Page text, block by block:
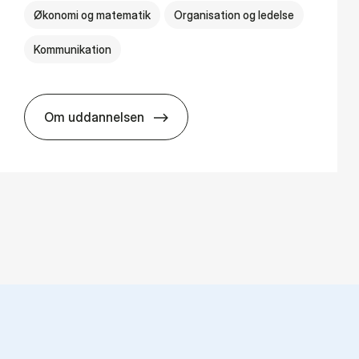
Økonomi og matematik Organisation og ledelse
Kommunikation
Om uddannelsen
HA(kom.) - erhvervs­økonomi og